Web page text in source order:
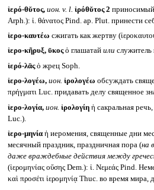
ἱερό-θῠτος, ион. v. l. ἱρόθῠτος 2
Arph.): ἱ. θάνατος Pind. ap. Plut. принести
ἱερο-καυτέω сжигать как жертву
ἱερο-κῆρυξ, ῡκοςὁ глашатай или
ἱερό-λᾱςὁ жрец Soph.
ἱερο-λογέω, ион. ἱρολογέω обсуждать
πρήγματι Luc. придавать делу священное
ἱερο-λογία, ион. ἱρολογίη ἡ сакральная
Luc.).
ἱερο-μηνία ἡ иеромения, священные дни
месячный праздник, праздничная пора (на
даже враждебные действия между
(ἱερομηνίας οὔσης Dem.): ἱ. Νεμεάς Pind.
καὶ προσέτι ἱερομηνίᾳ Thuc. во время